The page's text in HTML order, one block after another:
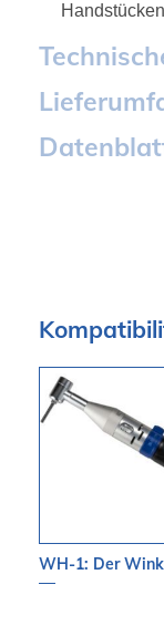
Handstücken
WH-1: Der